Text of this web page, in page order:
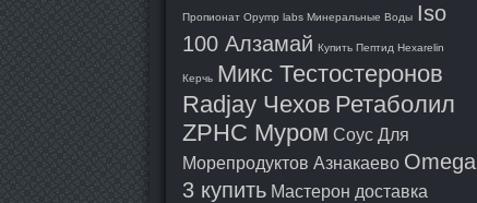
Пропионат Opymp labs Минеральные Воды Iso
100 Алзамай Купить Пептид Hexarelin
Керчь Микс Тестостеронов
Radjay Чехов Ретаболил
ZPHC Муром Соус Для
Морепродуктов Азнакаево Omega
3 купить Мастерон доставка